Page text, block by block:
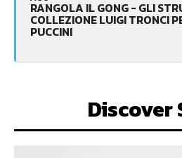
RANGOLA IL GONG - GLI
COLLEZIONE LUIGI TRONCI
PUCCINI
Discover